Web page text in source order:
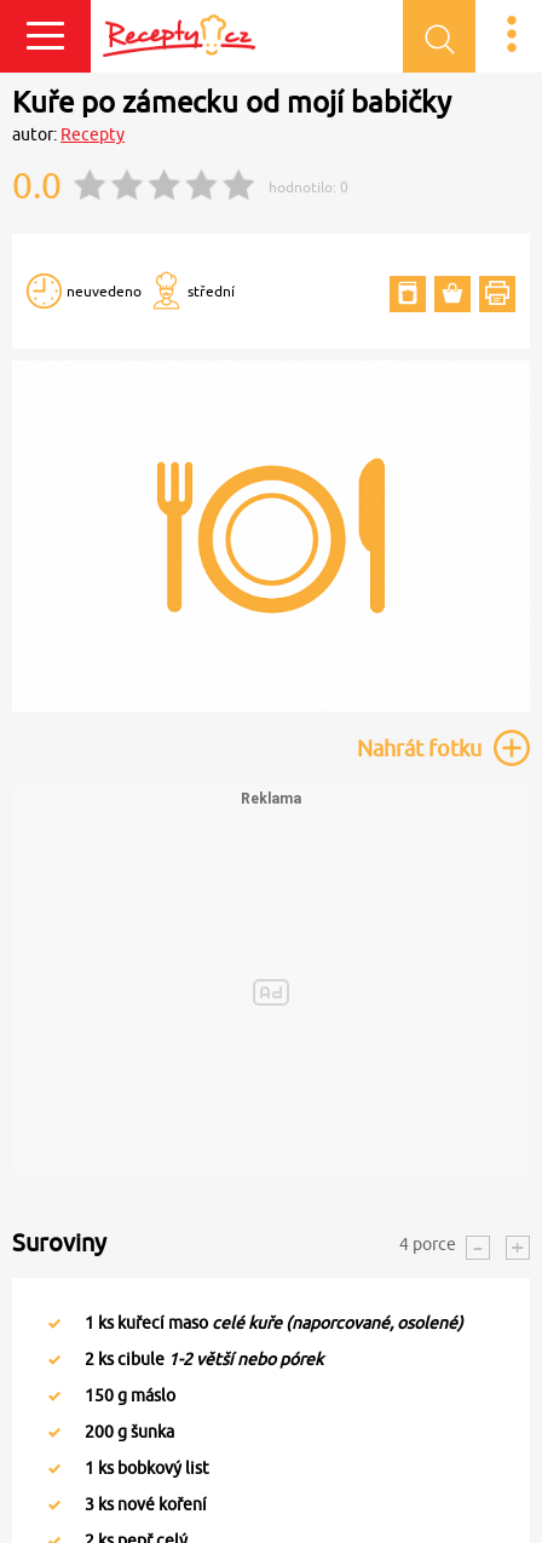
Přihlásit se
Kuře po zámecku od mojí babičky
autor: Recepty
0.0 hodnotilo: 0
neuvedeno střední
Nahrátfotku
Suroviny 4 porce
1 ks kuřecí maso celé kuře (naporcované, osolené)
2 ks cibule 1-2 větší nebo pórek
150g máslo
200g šunka
1 ks bobkový list
3 ks nové koření